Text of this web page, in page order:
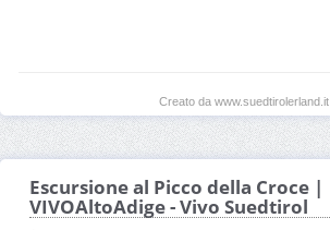
Creato da www.suedtirolerland.it
Escursione al Picco della Croce |
VIVOAltoAdige - Vivo Suedtirol